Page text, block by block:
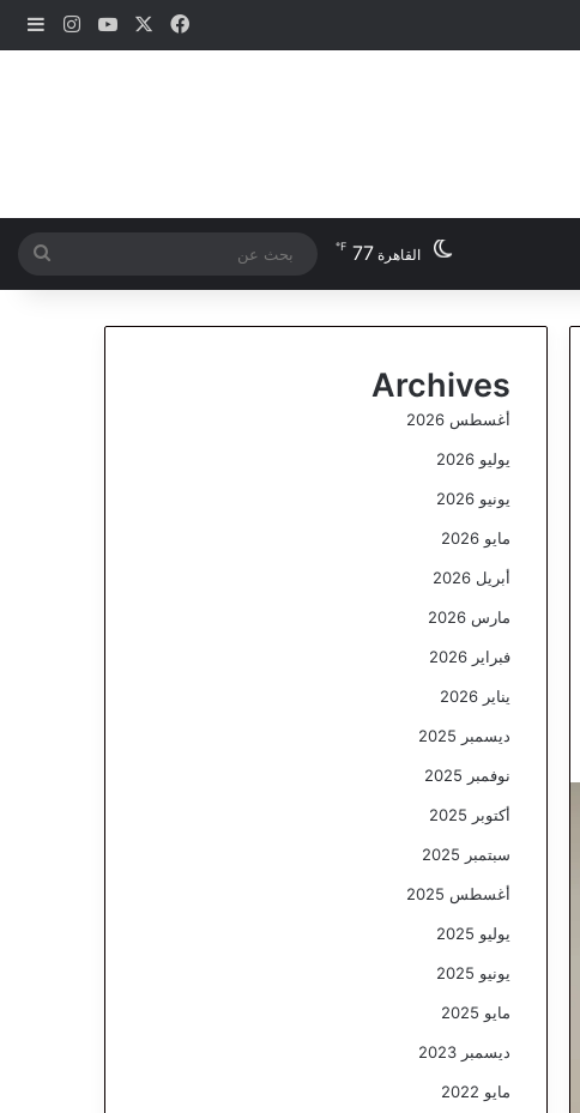
فيسبوك ‫YouTube
القاهرة 77
℉
عن
Archives
أغسطس 2026
يوليو 2026
يونيو 2026
مايو 2026
أبريل 2026
مارس 2026
فبراير 2026
يناير 2026
ديسمبر 2025
نوفمبر 2025
أكتوبر 2025
سبتمبر 2025
أغسطس 2025
يوليو 2025
يونيو 2025
مايو 2025
ديسمبر 2023
مايو 2022